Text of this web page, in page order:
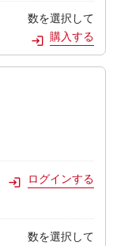
数を選択して
購入する
ログインする
数を選択して